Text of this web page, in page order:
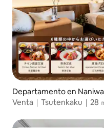
Departamento en Naniwa
Venta｜Tsutenkaku｜28